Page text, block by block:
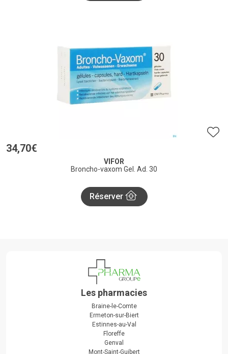
34,70€
VIFOR
Broncho-vaxom Gel. Ad. 30
Réserver
Les pharmacies
Braine-le-Comte
Ermeton-sur-Biert
Estinnes-au-Val
Floreffe
Genval
Mont-Saint-Guibert